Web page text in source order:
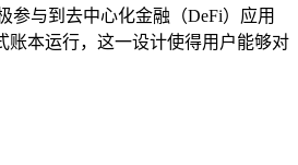
参与到去中心化金融（DeFi）应用
账本运行，这一设计使得用户能够对